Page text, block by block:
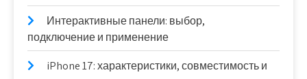
Интерактивные панели: выбор,
подключение и применение
iPhone 17: характеристики, совместимость и